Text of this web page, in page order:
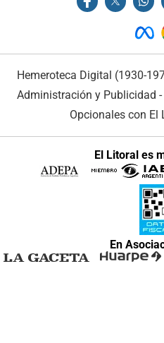
Hemeroteca Digital (1930-
Administración y Publicidad -
Opcionales con El
El Litoral es
En